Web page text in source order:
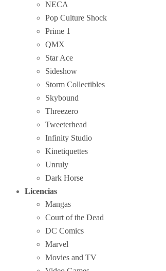
NECA
Pop Culture Shock
Prime 1
QMX
Star Ace
Sideshow
Storm Collectibles
Skybound
Threezero
Tweeterhead
Infinity Studio
Kinetiquettes
Unruly
Dark Horse
Licencias
Mangas
Court of the Dead
DC Comics
Marvel
Movies and TV